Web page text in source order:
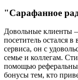
"Сарафанное
Довольные клиенты
посетитель остался в
сервиса, он с
семье и коллегам.
помощью
бонусы тем, кто